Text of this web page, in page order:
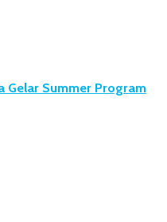
Gelar Summer Program